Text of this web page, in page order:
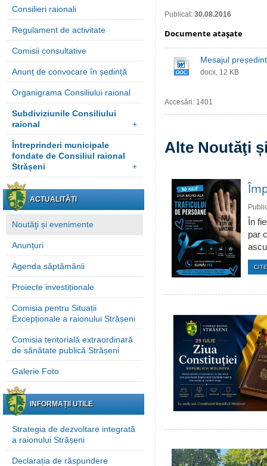
Consilieri raionali
Regulament de activitate
Comisii consultative
Anunț de convocare în ședință
Organigrama Consiliului raional
Subdiviziunile Consiliului
raional
+
Întreprinderi municipale
fondate de Consiliul raional
Strășeni
+
ACTUALITĂȚI
Noutăţi și evenimente
Anunțuri
Agenda săptămânii
Proiecte investiționale
Comisia pentru Situații
Excepționale a raionului Strășeni
Comisia teritorială extraordinară
de sănătate publică Strășeni
Galerie Foto
INFORMAȚII UTILE
Strategia de dezvoltare integrată
a raionului Strășeni
Declarația de răspundere
Publicat: 30.08.2016
Documente ataşate
Mesajul
docx, 12 KB
Accesări: 1401
Alte Noutăţi
În
par